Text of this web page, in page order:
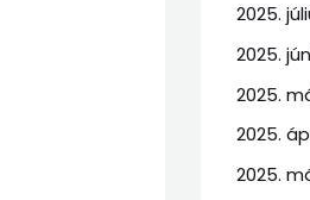
2025.
2025.
2025.
2025.
2025.